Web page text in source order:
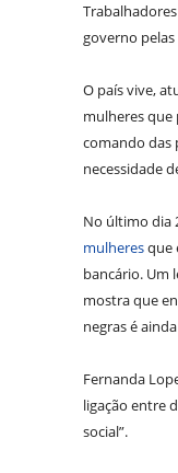
governo
O país vive,
mulheres que
comando das
necessidade
No último dia
mulheresque
bancário. Um
mostra que
negras é
Fernanda
ligação entre
social”.